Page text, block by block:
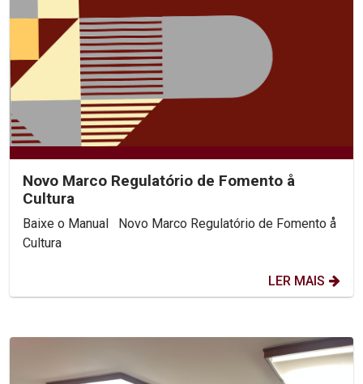
Novo Marco Regulatório de Fomento å
Cultura
Baixe o Manual Novo Marco Regulatório de Fomento å
Cultura
LER MAIS